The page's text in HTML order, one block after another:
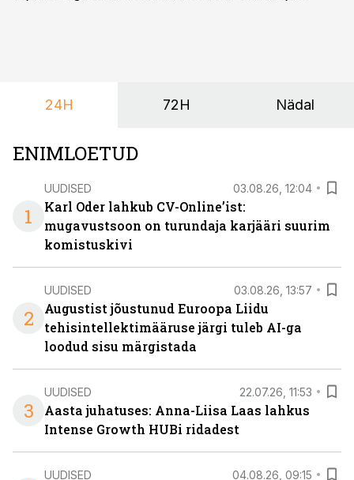
nendele vajadustele vastanud uuendusega, mis pakub
24H 72H Nädal
ENIMLOETUD
1
UUDISED 03.08.26, 12:04
Karl Oder lahkub CV-Online’ist:
mugavustsoon on turundaja karjääri suurim
komistuskivi
2
UUDISED 03.08.26, 13:57
Augustist jõustunud Euroopa Liidu
tehisintellektimääruse järgi tuleb AI-ga
loodud sisu märgistada
3
UUDISED 22.07.26, 11:53
Aasta juhatuses: Anna-Liisa Laas lahkus
Intense Growth HUBi ridadest
UUDISED 04.08.26, 09:15